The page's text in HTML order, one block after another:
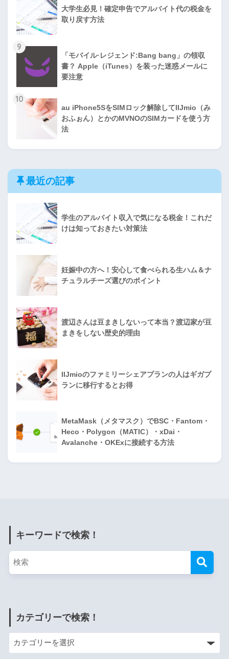
大学生必見！確定申告でアルバイト代の税金を
取り戻す方法
9
「モバイル·レジェンド:Bang bang」の領収
書？ Apple（iTunes）を装った迷惑メールに
要注意
10
au iPhone5SをSIMロック解除してIIJmio（み
おふぉん）とかのMVNOのSIMカードを使う方
法
最近の記事
学生のアルバイト収入で気になる税金！これだ
けは知っておきたい対策法
妊娠中の方へ！安心して食べられる生ハム＆ナ
チュラルチーズ選びのポイント
渡辺さんは豆まきしないって本当？渡辺家が豆
まきをしない歴史的理由
IIJmioのファミリーシェアプランの人はギガプ
ランに移行するとお得
MetaMask（メタマスク）でBSC・Fantom・
Heco・Polygon（MATIC）・xDai・
Avalanche・OKExに接続する方法
キーワードで検索！
カテゴリーで検索！